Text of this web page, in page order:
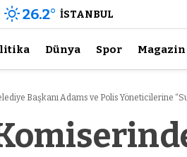
26.2° İSTANBUL
Dünya Spor Magazin
Başkanı Adams ve Polis Yöneticilerine